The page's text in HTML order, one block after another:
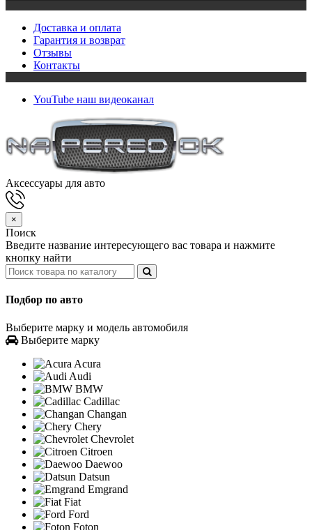
Доставка и оплата
Гарантия и возврат
Отзывы
Контакты
YouTube наш видеоканал
Аксессуары для авто
×
Поиск
Введите название интересующего вас товара и нажмите
кнопку найти
Подбор по авто
Выберите марку и модель автомобиля
Выберите марку
Acura
Audi
BMW
Cadillac
Changan
Chery
Chevrolet
Citroen
Daewoo
Datsun
Emgrand
Fiat
Ford
Foton